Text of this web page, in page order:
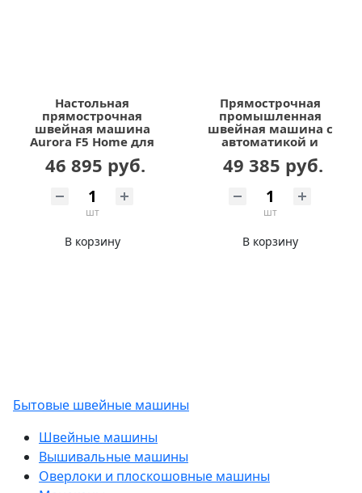
Настольная
прямострочная
швейная машина
Aurora F5 Home для
легких и средних
тканей с
позиционером иглы
46 895 руб.
шт
В корзину
Прямострочная
промышленная
швейная машина с
автоматикой и
увеличенным
челноком Aurora H5-B
49 385 руб.
шт
В корзину
Бытовые швейные машины
Швейные машины
Вышивальные машины
Оверлоки и плоскошовные машины